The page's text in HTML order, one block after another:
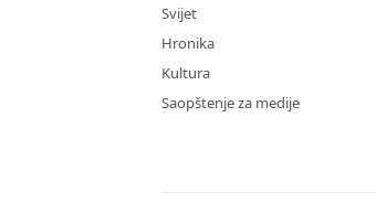
Svijet
Hronika
Kultura
Saopštenje za medije